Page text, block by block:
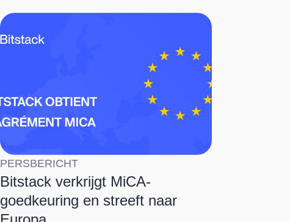
PERSBERICHT
Bitstack verkrijgt MiCA-
goedkeuring en streeft naar